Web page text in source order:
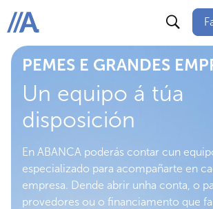
ABANCA
PEMES E GRANDES
Un equipo á túa
disposición
En ABANCA poderás contar cun
especializado para acompañarte en
empresa. Dende abrir unha conta, o
provedores ou o financiamento que